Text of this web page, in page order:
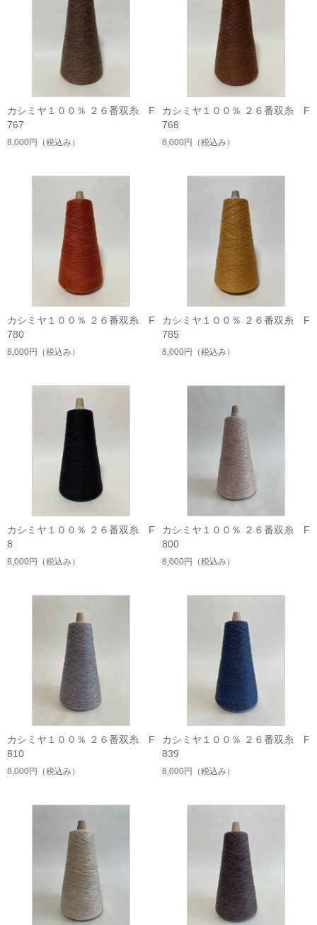
カシミヤ１００％ ２６番双糸 F
767
8,000円 （税込み）
カシミヤ１００％ ２６番双糸 F
768
8,000円 （税込み）
カシミヤ１００％ ２６番双糸 F
780
8,000円 （税込み）
カシミヤ１００％ ２６番双糸 F
785
8,000円 （税込み）
カシミヤ１００％ ２６番双糸 F
8
8,000円 （税込み）
カシミヤ１００％ ２６番双糸 F
800
8,000円 （税込み）
カシミヤ１００％ ２６番双糸 F
810
8,000円 （税込み）
カシミヤ１００％ ２６番双糸 F
839
8,000円 （税込み）